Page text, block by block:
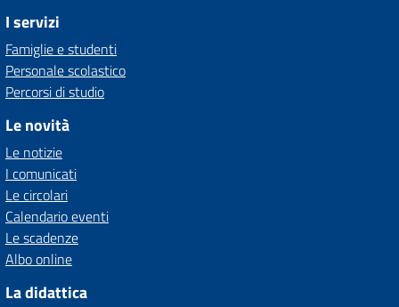
I servizi
Famiglie e studenti
Personale scolastico
Percorsi di studio
Le novità
Le notizie
I comunicati
Le circolari
Calendario eventi
Le scadenze
Albo online
La didattica